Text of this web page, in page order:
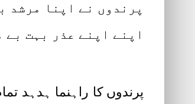
پرندوں نے اپنا مرشد
اپنے اپنے عذر بہت
پرندوں کا راہنما ہدہد